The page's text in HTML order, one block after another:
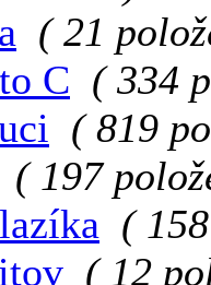
( 21
C ( 334
( 819
( 197
(
( 12